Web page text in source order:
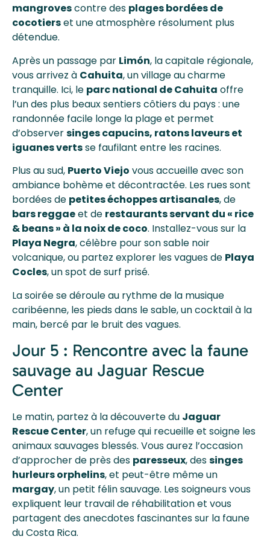
mangrovescontre des plages bordées de
cocotierset une atmosphère résolument plus
détendue.
Après un passage par Limón, la capitale régionale,
vous arrivez à Cahuita, un village au charme
tranquille. Ici, le parc national de Cahuita offre
l’un des plus beaux sentiers côtiers du pays : une
randonnée facile longe la plage et permet
d’observersinges capucins, ratons laveurs et
iguanes vertsse faufilant entre les racines.
Plus au sud, Puerto Viejo vous accueille avec son
ambiance bohème et décontractée. Les rues sont
bordées de petites échoppes artisanales, de
bars reggaeet de restaurants servant du « rice
& beans » à la noix de coco. Installez-vous sur la
Playa Negra, célèbre pour son sable noir
volcanique, ou partez explorer les vagues de Playa
Cocles, un spot de surf prisé.
La soirée se déroule au rythme de la musique
caribéenne, les pieds dans le sable, un cocktail à la
main, bercé par le bruit des vagues.
Jour 5 : Rencontre avec la faune
sauvage au Jaguar Rescue
Center
Le matin, partez à la découverte du Jaguar
Rescue Center, un refuge qui recueille et soigne les
animaux sauvages blessés. Vous aurez l’occasion
d’approcher de près des paresseux, dessinges
hurleurs orphelins, et peut-être même un
margay, un petit félin sauvage. Les soigneurs vous
expliquent leur travail de réhabilitation et vous
partagent des anecdotes fascinantes sur la faune
du Costa Rica.